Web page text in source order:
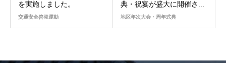
を実施しました。
交通安全啓発運動
典・祝宴が盛大に開催さ...
地区年次大会・周年式典